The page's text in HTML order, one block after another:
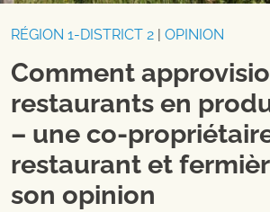
RÉGION 1-DISTRICT 2 OPINION
Comment
restaurants en
– une co-
restaurant et
son opinion